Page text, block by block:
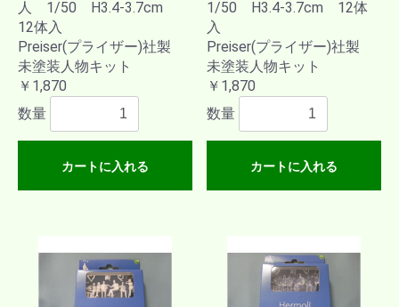
人 1/50 H3.4-3.7cm
12体入
Preiser(プライザー)社製
未塗装人物キット
￥1,870
数量
カートに入れる
1/50 H3.4-3.7cm 12体
入
Preiser(プライザー)社製
未塗装人物キット
￥1,870
数量
カートに入れる